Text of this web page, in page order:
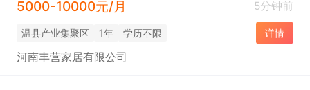
5000-10000元/月
5分钟前
温县产业集聚区 1年 学历不限 详情
河南丰营家居有限公司